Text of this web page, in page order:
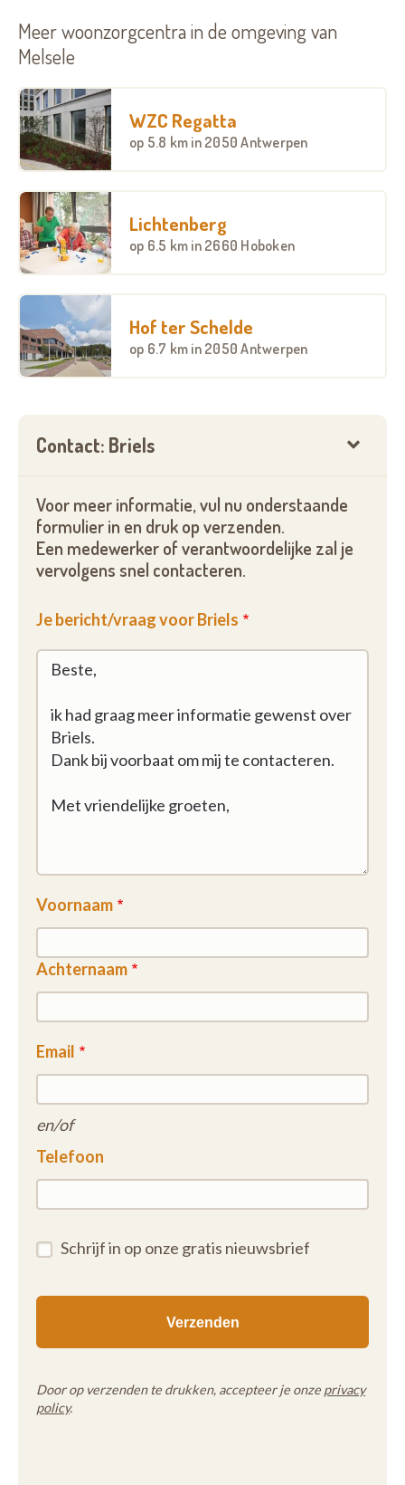
Meer woonzorgcentra in de omgeving van
Melsele
WZC Regatta
op 5.8 km in 2050 Antwerpen
Lichtenberg
op 6.5 km in 2660 Hoboken
Hof ter Schelde
op 6.7 km in 2050 Antwerpen
Contact: Briels
Voor meer informatie, vul nu onderstaande
formulier in en druk op verzenden.
Een medewerker of verantwoordelijke zal je
vervolgens snel contacteren.
Je bericht/vraag voor Briels
Voornaam
Achternaam
Email
en/of
Telefoon
Schrijf in op onze gratis nieuwsbrief
Door op verzenden te drukken, accepteer je onze privacy
policy.